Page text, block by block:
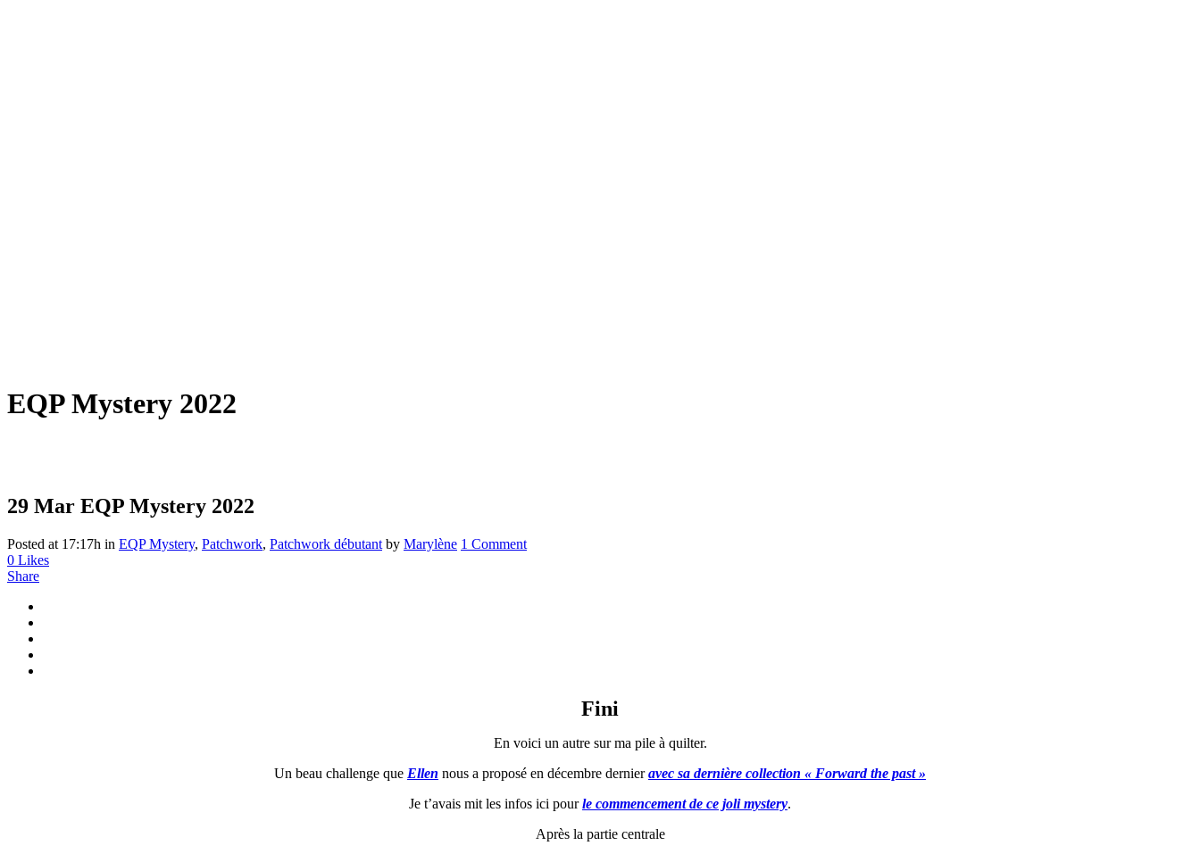
EQP Mystery 2022
29 Mar EQP Mystery 2022
Posted at 17:17h in EQP Mystery, Patchwork, Patchwork débutant by Marylène 1 Comment
0 Likes
Share
Fini
En voici un autre sur ma pile à quilter.
Un beau challenge que Ellen nous a proposé en décembre dernieravec sa dernière collection « Forward the past »
Je t’avais mit les infos ici pourle commencement de ce joli mystery.
Après la partie centrale